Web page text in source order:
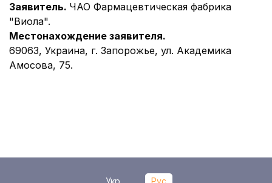
Заявитель. ЧАО Фармацевтическая фабрика
"Виола".
Местонахождение заявителя.
69063, Украина, г. Запорожье, ул. Академика
Амосова, 75.
Укр Рус